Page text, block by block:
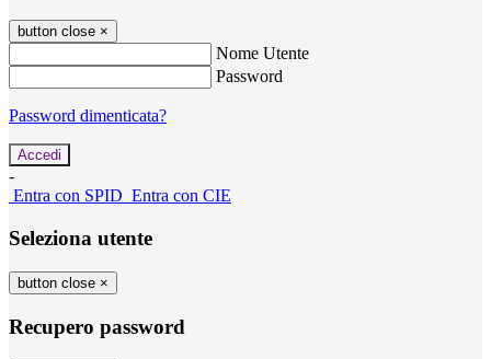
button close ×
Nome Utente
Password
Password dimenticata?
-
Entra con SPID Entra con CIE
Seleziona utente
button close ×
Recupero password